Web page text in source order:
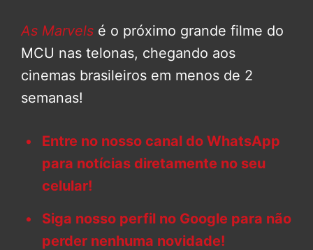
As Marvels é o próximo grande filme do
MCU nas telonas, chegando aos
cinemas brasileiros em menos de 2
semanas!
Entre no nosso canal do WhatsApp
para notícias diretamente no seu
celular!
Siga nosso perfil no Google para não
perder nenhuma novidade!